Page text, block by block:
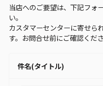
当店へのご要望は、下記フォ
い。
カスタマーセンターに寄せら
す。お問合せ前にご確認くださ
件名(タイトル)